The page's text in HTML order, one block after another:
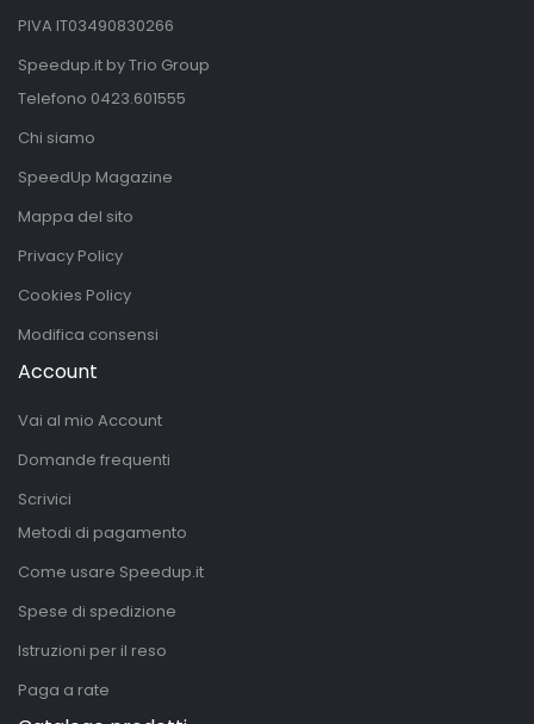
PIVA IT03490830266
Speedup.it by Trio Group
Telefono 0423.601555
Chi siamo
SpeedUp Magazine
Mappa del sito
Privacy Policy
Cookies Policy
Modifica consensi
Account
Vai al mio Account
Domande frequenti
Scrivici
Metodi di pagamento
Come usare Speedup.it
Spese di spedizione
Istruzioni per il reso
Paga a rate